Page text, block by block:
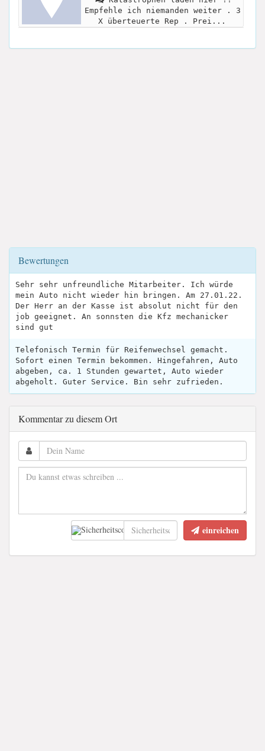
Empfehle ich niemanden weiter . 3
X überteuerte Rep . Prei...
Bewertungen
Sehr sehr unfreundliche Mitarbeiter. Ich würde
mein Auto nicht wieder hin bringen. Am 27.01.22.
Der Herr an der Kasse ist absolut nicht für den
job geeignet. An sonnsten die Kfz mechanicker
sind gut
Telefonisch Termin für Reifenwechsel gemacht.
Sofort einen Termin bekommen. Hingefahren, Auto
abgeben, ca. 1 Stunden gewartet, Auto wieder
abgeholt. Guter Service. Bin sehr zufrieden.
Kommentar zu diesem Ort
einreichen